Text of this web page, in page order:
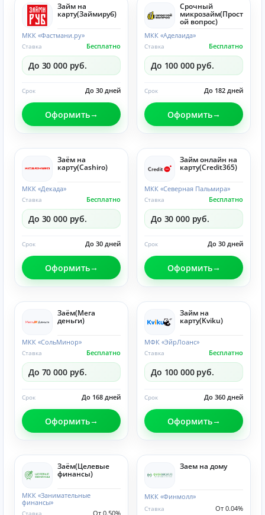
Займ на
карту(Займируб)
МКК «Фастмани.ру»
Бесплатно
Ставка
До 30 000 руб.
До 30 дней
Срок
Оформить
Срочный
микрозайм(Прост
ой вопрос)
МКК «Аделаида»
Бесплатно
Ставка
До 100 000 руб.
До 182 дней
Срок
Оформить
Заём на
карту(Cashiro)
МКК «Декада»
Бесплатно
Ставка
До 30 000 руб.
До 30 дней
Срок
Оформить
Займ онлайн на
карту(Credit365)
МКК «Северная Пальмира»
Бесплатно
Ставка
До 30 000 руб.
До 30 дней
Срок
Оформить
Заём(Мега
деньги)
МКК «СольМинор»
Бесплатно
Ставка
До 70 000 руб.
До 168 дней
Срок
Оформить
Займ на
карту(Kviku)
МФК «ЭйрЛоанс»
Бесплатно
Ставка
До 100 000 руб.
До 360 дней
Срок
Оформить
Заём(Целевые
финансы)
МКК «Занимательные
финансы»
От 0.50%
Ставка
Заем на дому
МКК «Финмолл»
От 0.04%
Ставка